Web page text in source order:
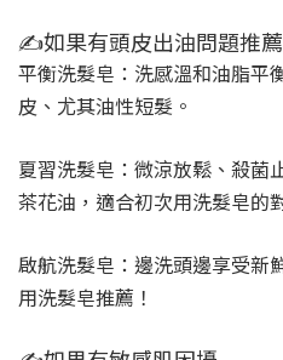
✍️如果有頭皮出油問題推
平衡洗髮皂：洗感溫和油脂平
皮、尤其油性短髮。
夏習洗髮皂：微涼放鬆、殺菌
茶花油，適合初次用洗髮皂的
啟航洗髮皂：邊洗頭邊享受新
用洗髮皂推薦！